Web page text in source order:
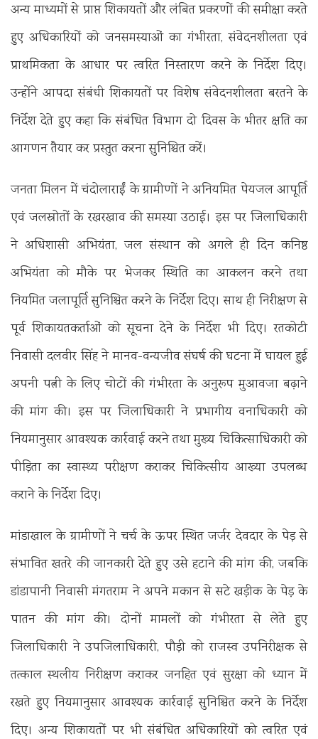
अन्य माध्यमों से प्राप्त शिकायतों और लंबित प्रकरणों की समीक्षा करते
हुए अधिकारियों को जनसमस्याओं का गंभीरता, संवेदनशीलता एवं
प्राथमिकता के आधार पर त्वरित निस्तारण करने के निर्देश दिए।
उन्होंने आपदा संबंधी शिकायतों पर विशेष संवेदनशीलता बरतने के
निर्देश देते हुए कहा कि संबंधित विभाग दो दिवस के भीतर क्षति का
आगणन तैयार कर प्रस्तुत करना सुनिश्चित करें।
जनता मिलन में चंदोलाराईं के ग्रामीणों ने अनियमित पेयजल आपूर्ति
एवं जलस्रोतों के रखरखाव की समस्या उठाई। इस पर जिलाधिकारी
ने अधिशासी अभियंता, जल संस्थान को अगले ही दिन कनिष्ठ
अभियंता को मौके पर भेजकर स्थिति का आकलन करने तथा
नियमित जलापूर्ति सुनिश्चित करने के निर्देश दिए। साथ ही निरीक्षण से
पूर्व शिकायतकर्ताओं को सूचना देने के निर्देश भी दिए। रतकोटी
निवासी दलवीर सिंह ने मानव-वन्यजीव संघर्ष की घटना में घायल हुई
अपनी पत्नी के लिए चोटों की गंभीरता के अनुरूप मुआवजा बढ़ाने
की मांग की। इस पर जिलाधिकारी ने प्रभागीय वनाधिकारी को
नियमानुसार आवश्यक कार्रवाई करने तथा मुख्य चिकित्साधिकारी को
पीड़िता का स्वास्थ्य परीक्षण कराकर चिकित्सीय आख्या उपलब्ध
कराने के निर्देश दिए।
मांडाखाल के ग्रामीणों ने चर्च के ऊपर स्थित जर्जर देवदार के पेड़ से
संभावित खतरे की जानकारी देते हुए उसे हटाने की मांग की, जबकि
डांडापानी निवासी मंगतराम ने अपने मकान से सटे खड़ीक के पेड़ के
पातन की मांग की। दोनों मामलों को गंभीरता से लेते हुए
जिलाधिकारी ने उपजिलाधिकारी, पौड़ी को राजस्व उपनिरीक्षक से
तत्काल स्थलीय निरीक्षण कराकर जनहित एवं सुरक्षा को ध्यान में
रखते हुए नियमानुसार आवश्यक कार्रवाई सुनिश्चित करने के निर्देश
दिए। अन्य शिकायतों पर भी संबंधित अधिकारियों को त्वरित एवं